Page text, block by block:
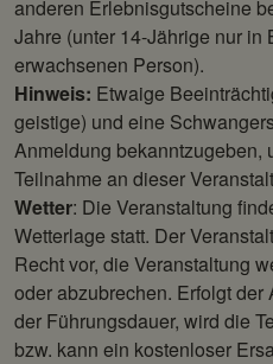
anderen Erlebnisgutscheine
Jahre (unter 14-Jährige nur in
erwachsenen Person).
Hinweis: Etwaige
geistige) und eine
Anmeldung bekanntzugeben,
Teilnahme an dieser
Wetter: Die Veranstaltung
Wetterlage statt. Der
Recht vor, die Veranstaltung
oder abzubrechen. Erfolgt
der Führungsdauer, wird die
bzw. kann ein kostenloser